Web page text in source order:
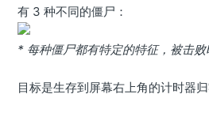
有 3 种不同的僵尸：
* 每种僵尸都有特定的特征，被击败
目标是生存到屏幕右上角的计时器归